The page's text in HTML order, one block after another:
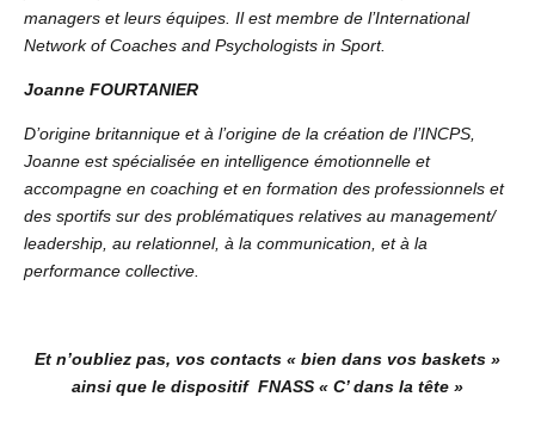
managers et leurs équipes. Il est membre de l’International
Network of Coaches and Psychologists in Sport.
Joanne FOURTANIER
D’origine britannique et à l’origine de la création de l’INCPS,
Joanne est spécialisée en intelligence émotionnelle et
accompagne en coaching et en formation des professionnels et
des sportifs sur des problématiques relatives au management/
leadership, au relationnel, à la communication, et à la
performance collective.
Et n’oubliez pas, vos contacts « bien dans vos baskets »
ainsi que le dispositif FNASS « C’ dans la tête »